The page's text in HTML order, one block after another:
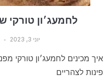
לחמעג׳ון טורקי
יוני 3, 2023
איך מכינים לחמעג׳ון טורקי
פינות לצהריים